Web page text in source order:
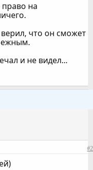
на
что он сможет
и не видел...
#2